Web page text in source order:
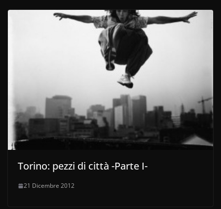
Torino: pezzi di città -Parte I-
21 Dicembre 2012